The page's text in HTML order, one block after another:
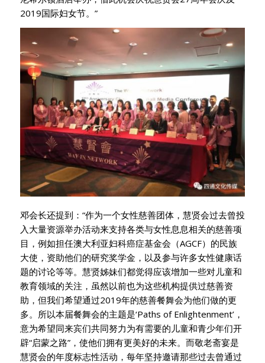
2019国际妇女节。”
邓会长还提到：“作为一个女性慈善团体，慧贤会过去曾投
入大量资源举办活动来支持各类与女性息息相关的慈善项
目，例如担任澳大利亚妇科癌症基金会（AGCF）的民族
大使，资助他们的研究奖学金，以及参与许多女性健康话
题的讨论等等。慧贤姊妹们都觉得应该增加一些对儿童和
教育领域的关注，虽然以前也为这些机构提供过慈善资
助，但我们希望通过2019年的慈善餐舞会为他们做的更
多。所以本届餐舞会的主题是‘Paths of Enlightenment’，
意为希望同来宾们共同努力为有需要的儿童和青少年们开
辟“启蒙之路”，使他们拥有更美好的未来。而敬老斋宴是
慧贤会的年度标志性活动，每年坚持邀请那些过去曾通过